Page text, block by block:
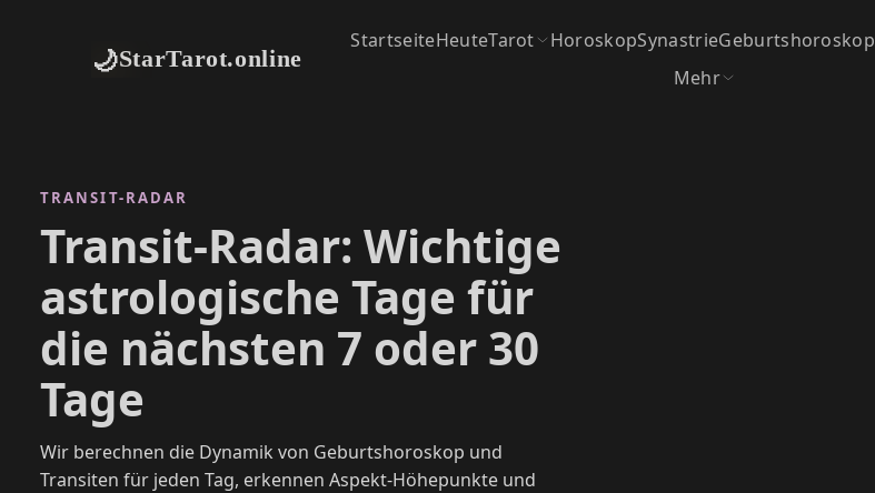
🌙StarTarot.online
StartseiteHeuteTarot HoroskopSynastrieGeburtshoroskop
Mehr
TRANSIT-RADAR
Transit-Radar: Wichtige
astrologische Tage für
die nächsten 7 oder 30
Tage
Wir berechnen die Dynamik von Geburtshoroskop und
Transiten für jeden Tag, erkennen Aspekt-Höhepunkte und